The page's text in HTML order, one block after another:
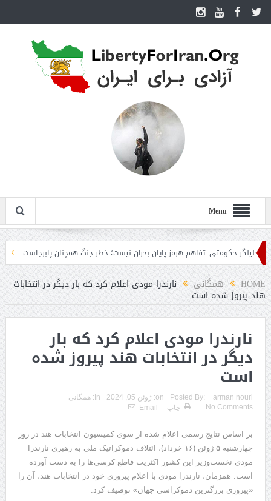
Menu
حکومتی: تفاهم هرمز پایان بحران نیست؛ خطر جنگ همچنان پابرجاست ایران؛
HOME همگانی نارندرا مودی اعلام کرد که بار دیگر در انتخابات
هند پیروز شده است
نارندرا مودی اعلام کرد که بار
دیگر در انتخابات هند پیروز شده
است
Posted By: arman nouri
on: ژوئن 05, 2024 In: همگانی
No Comments
چاپ Email
بر اساس نتایج رسمی اعلام شده از سوی کمیسیون انتخابات هند در روز
چهارشنبه ۵ ژوئن (۱۶ خرداد)، ائتلاف دموکراتیک ملی به رهبری نارندرا
مودی نخست‌وزیر این کشور اکثریت قاطع کرسی‌ها را به دست آورده
است. همزمان، نارندرا مودی با اعلام پیروزی خود در انتخابات هند، آن را
«پیروزی بزرگترین دموکراسی جهان» توصیف کرد.